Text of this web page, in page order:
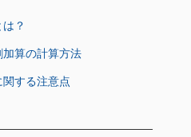
？
算の計算方法
する注意点